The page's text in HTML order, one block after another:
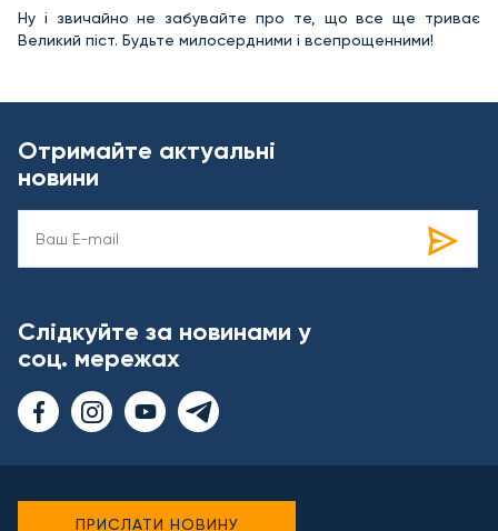
Ну і звичайно не забувайте про те, що все ще триває
Великий піст. Будьте милосердними і всепрощенними!
Отримайте актуальні
новини
Слідкуйте за новинами у
соц. мережах
ПРИСЛАТИ НОВИНУ